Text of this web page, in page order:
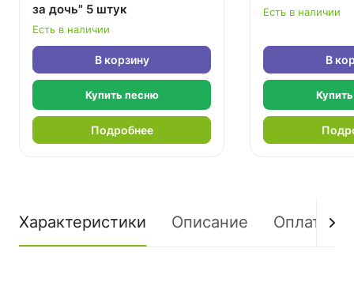
за дочь" 5 штук
Есть в наличии
В корзину
Купить песню
Подробнее
Есть в наличии
В
Характеристики Описание Оплата